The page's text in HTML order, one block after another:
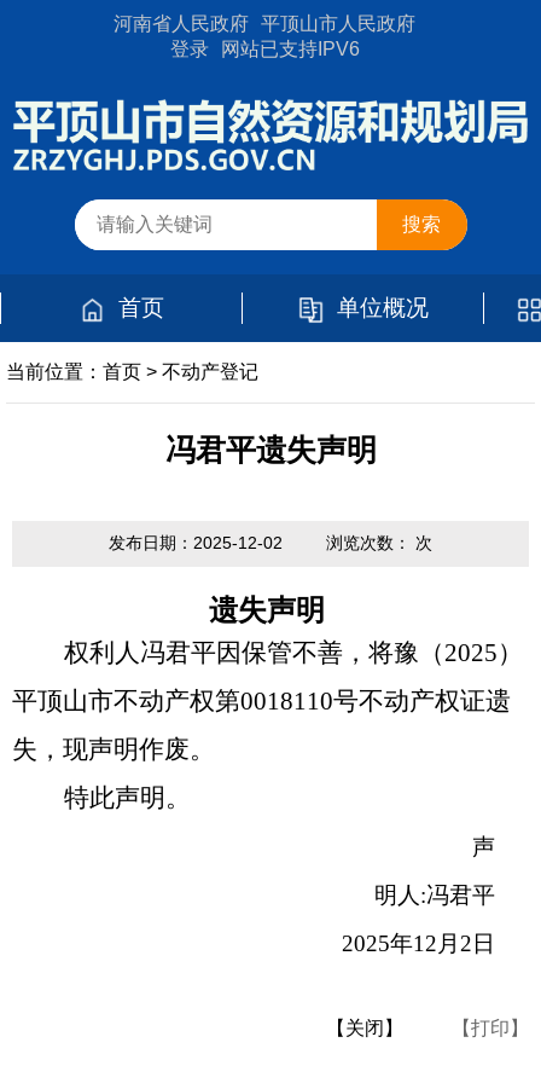
河南省人民政府 平顶山市人民政府
登录
网站已支持IPV6
首页 单位概况
当前位置： 首页 > 不动产登记
冯君平遗失声明
发布日期：2025-12-02 浏览次数： 次
遗失声明
权利人冯君平因保管不善，将豫（2025）
平顶山市不动产权第0018110号不动产权证遗
失，现声明作废。
特此声明。
声
明人:冯君平
2025年12月 2 日
【打印】
【关闭】